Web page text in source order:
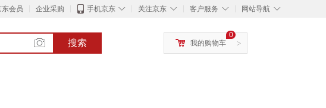
东会员 企业采购 ◇
手机京东 ◇
关注京东 ◇
客户服务 ◇
网站导航
搜索 >
0
我的购物车